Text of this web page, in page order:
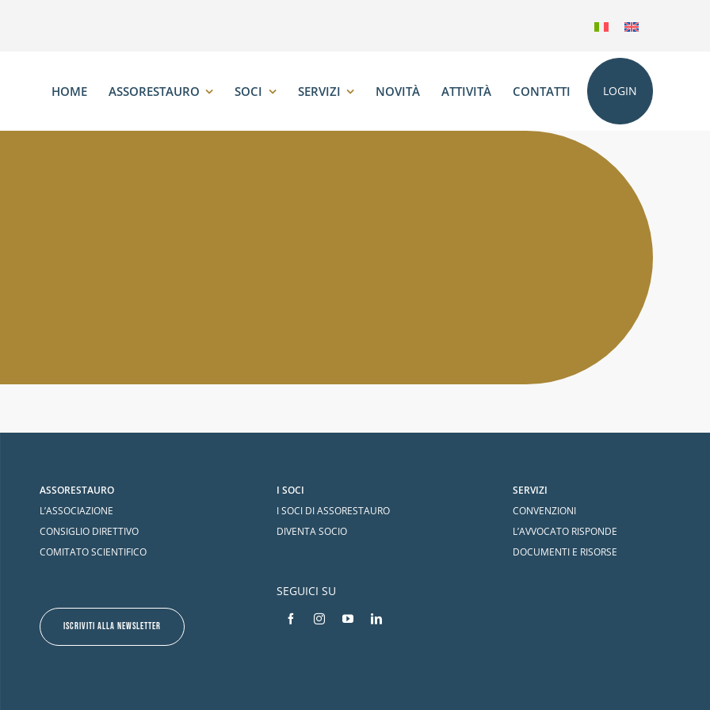
HOME ASSORESTAURO SOCI SERVIZI NOVITÀ ATTIVITÀ CONTATTI LOGIN
ASSORESTAURO
L’ASSOCIAZIONE
CONSIGLIO DIRETTIVO
COMITATO SCIENTIFICO
ISCRIVITI ALLA NEWSLETTER
I SOCI
I SOCI DI ASSORESTAURO
DIVENTA SOCIO
SEGUICI SU
SERVIZI
CONVENZIONI
L’AVVOCATO RISPONDE
DOCUMENTI E RISORSE